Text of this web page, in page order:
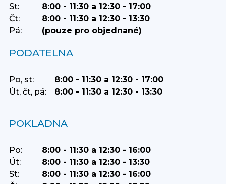
St:
8:00 - 11:30 a 12:30 - 17:00
Čt:
8:00 - 11:30 a 12:30 - 13:30
Pá:
(pouze pro objednané)
PODATELNA
Po, st:
8:00 - 11:30 a 12:30 - 17:00
Út, čt, pá:
8:00 - 11:30 a 12:30 - 13:30
POKLADNA
Po:
8:00 - 11:30 a 12:30 - 16:00
Út:
8:00 - 11:30 a 12:30 - 13:30
St:
8:00 - 11:30 a 12:30 - 16:00